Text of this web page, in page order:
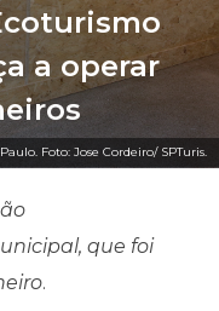
Foto: Jose Cordeiro/ SPTuris.
a operar
que foi
.